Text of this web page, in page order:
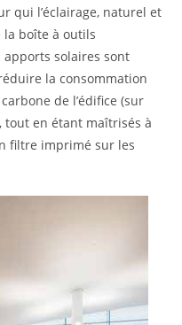
qui l’éclairage, naturel et
boîte à outils
apports solaires sont
la consommation
de l’édifice (sur
tout en étant maîtrisés à
filtre imprimé sur les